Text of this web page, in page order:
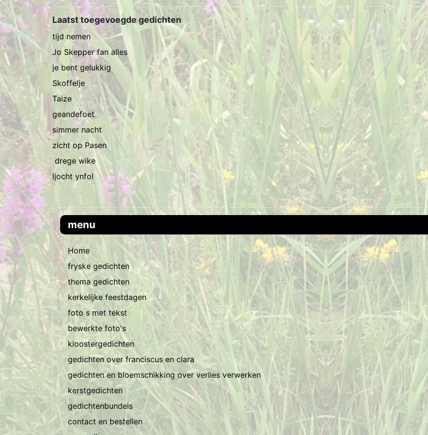
menu
Home
fryske gedichten
thema gedichten
kerkelijke feestdagen
foto s met tekst
bewerkte foto's
kloostergedichten
gedichten over franciscus en clara
gedichten en bloemschikking over verlies verwerken
kerstgedichten
gedichtenbundels
contact en bestellen
Laatst toegevoegde gedichten
tijd nemen
Jo Skepper fan alles
je bent gelukkig
Skoffelje
Taize
geandefoet
simmer nacht
zicht op Pasen
drege wike
ljocht ynfol